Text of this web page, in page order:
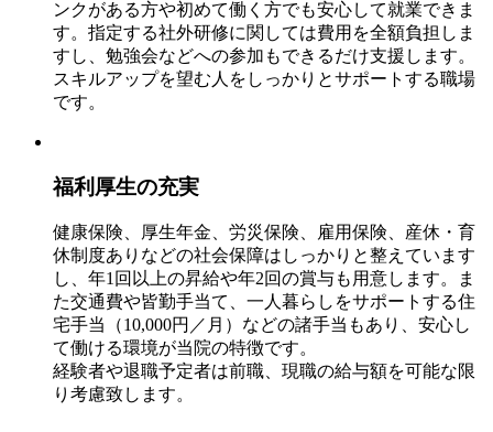
ンクがある方や初めて働く方でも安心して就業できま
す。指定する社外研修に関しては費用を全額負担しま
すし、勉強会などへの参加もできるだけ支援します。
スキルアップを望む人をしっかりとサポートする職場
です。
福利厚生の充実
健康保険、厚生年金、労災保険、雇用保険、産休・育
休制度ありなどの社会保障はしっかりと整えています
し、年1回以上の昇給や年2回の賞与も用意します。ま
た交通費や皆勤手当て、一人暮らしをサポートする住
宅手当（10,000円／月）などの諸手当もあり、安心し
て働ける環境が当院の特徴です。
経験者や退職予定者は前職、現職の給与額を可能な限
り考慮致します。